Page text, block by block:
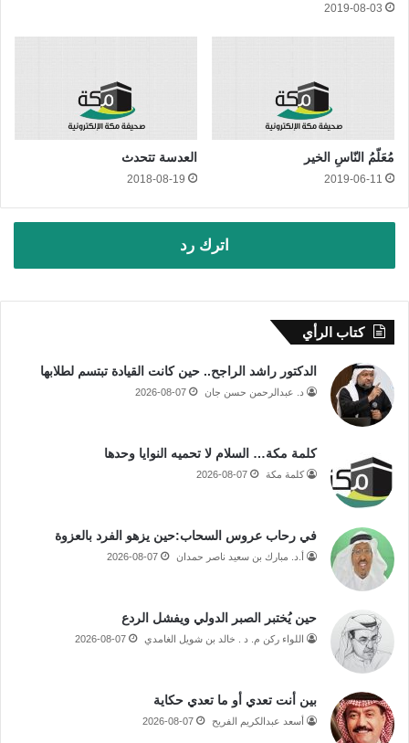
2019-08-03
مُعَلّمُ النّاسِ الخير
2019-06-11
العدسة تتحدث
2018-08-19
اترك رد
كتاب الرأي
الدكتور راشد الراجح.. حين كانت القيادة تبتسم لطلابها
د. عبدالرحمن حسن جان 2026-08-07
كلمة مكة… السلام لا تحميه النوايا وحدها
كلمة مكة 2026-08-07
في رحاب عروس السحاب:حين يزهو الفرد بالعزوة
أ.د. مبارك بن سعيد ناصر حمدان 2026-08-07
حين يُختبر الصبر الدولي ويفشل الردع
اللواء ركن م. د . خالد بن شويل الغامدي 2026-08-07
بين أنت تعدي أو ما تعدي حكاية
أسعد عبدالكريم الفريح 2026-08-07